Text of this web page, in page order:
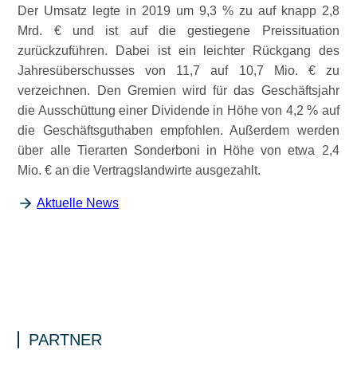
Der Umsatz legte in 2019 um 9,3 % zu auf knapp 2,8
Mrd. € und ist auf die gestiegene Preissituation
zurückzuführen. Dabei ist ein leichter Rückgang des
Jahresüberschusses von 11,7 auf 10,7 Mio. € zu
verzeichnen. Den Gremien wird für das Geschäftsjahr
die Ausschüttung einer Dividende in Höhe von 4,2 % auf
die Geschäftsguthaben empfohlen. Außerdem werden
über alle Tierarten Sonderboni in Höhe von etwa 2,4
Mio. € an die Vertragslandwirte ausgezahlt.
Aktuelle News
PARTNER